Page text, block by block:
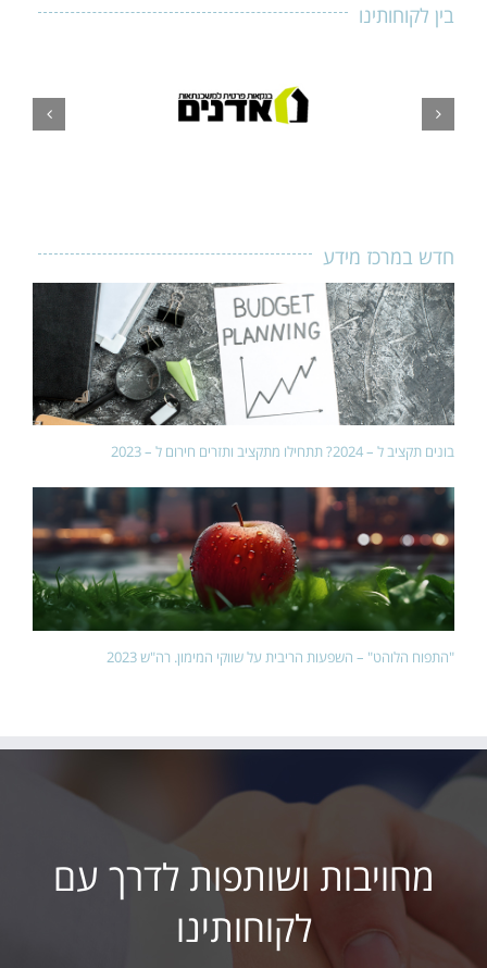
בין לקוחותינו
חדש במרכז מידע
בונים תקציב ל – 2024? תתחילו מתקציב ותזרים חירום ל – 2023
"התפוח הלוהט" – השפעות הריבית על שווקי המימון. רה"ש 2023
מחויבות ושותפות לדרך עם
לקוחותינו